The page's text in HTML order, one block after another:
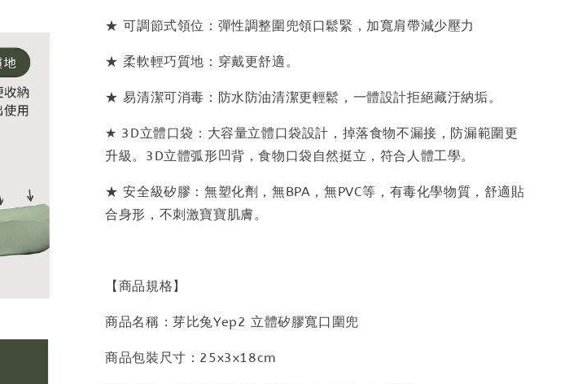
★ 可調節式領位：彈性調整圍兜領口鬆緊，加寬肩帶減少壓力
★ 柔軟輕巧質地：穿戴更舒適。
★ 易清潔可消毒：防水防油清潔更輕鬆，一體設計拒絕藏汙納垢。
★ 3D立體口袋：大容量立體口袋設計，掉落食物不漏接，防漏範圍更
升級。3D立體弧形凹背，食物口袋自然挺立，符合人體工學。
★ 安全級矽膠：無塑化劑，無BPA，無PVC等，有毒化學物質，舒適貼
合身形，不刺激寶寶肌膚。
【商品規格】
商品名稱：芽比兔Yep2 立體矽膠寬口圍兜
商品包裝尺寸：25x3x18cm